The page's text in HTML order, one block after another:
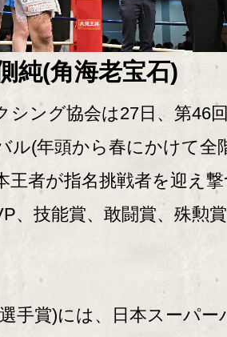
純(角海老宝石)
ング協会は27日、第46
ル(年頭から春にかけて全
王者が指名挑戦者を迎え
、技能賞、敢闘賞、殊勲
手賞)には、日本スーパー